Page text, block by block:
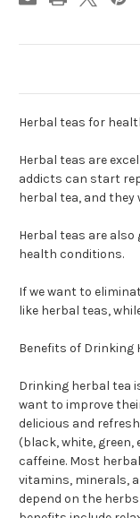
Herbal teas for
Herbal teas are
addicts can start
herbal tea, and they
Herbal teas are also
health conditions.
If we want to
like herbal teas,
Benefits of Drinking
Drinking herbal tea
want to improve
delicious and
(black, white,
caffeine. Most
vitamins, minerals,
depend on the